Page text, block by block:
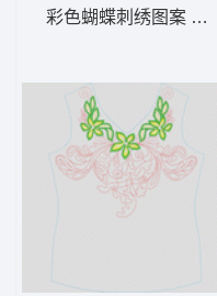
彩色蝴蝶刺绣图案 蝴蝶